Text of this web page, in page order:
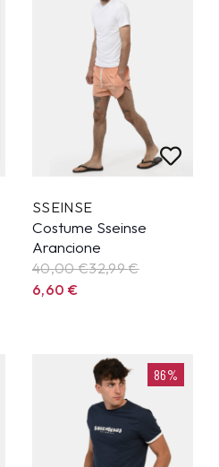
SSEINSE
Costume Sseinse
Arancione
40,00 €32,99€
6,60 €
86%